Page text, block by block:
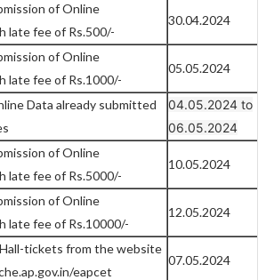
of Online
late fee of Rs.500/-
30.04.2024
of Online
late fee of Rs.1000/-
05.05.2024
Data already submitted
04.05.2024 to
06.05.2024
of Online
late fee of Rs.5000/-
10.05.2024
of Online
late fee of Rs.10000/-
12.05.2024
tickets from the website
eapcet
07.05.2024